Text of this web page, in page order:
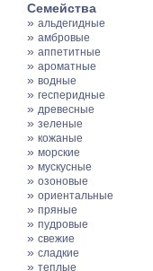
Семейства
» альдегидные
» амбровые
» аппетитные
» ароматные
» водные
» гесперидные
» древесные
» зеленые
» кожаные
» морские
» мускусные
» озоновые
» ориентальные
» пряные
» пудровые
» свежие
» сладкие
» теплые